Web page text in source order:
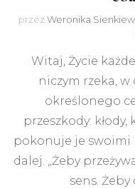
przezWeronika
Witaj, Życie
niczym rzeka,
określonego
przeszkody:
pokonuje je swoimi
dalej. „Żeby
sens.